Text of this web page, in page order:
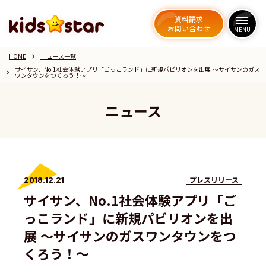
資料請求
お問い合わせ
dehaze
MENU
資料請求
お問い合わせ
dehaze
MENU
HOME keyboard_arrow_right ニュース一覧
keyboard_arrow_right サイサン、No.1社会体験アプリ「ごっこランド」に新規パビリオンを出展 〜サイサンのガス
ワンタウンをつくろう！〜
ニュース
2018.12.21 プレスリリース
サイサン、No.1社会体験アプリ「ご
っこランド」に新規パビリオンを出
展 〜サイサンのガスワンタウンをつ
くろう！〜